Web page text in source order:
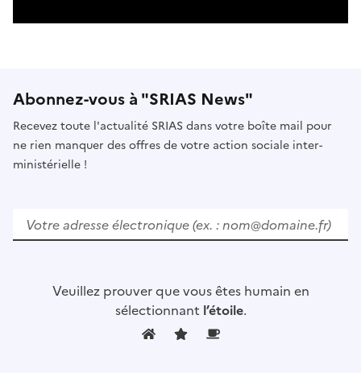
Abonnez-vous à "SRIAS News"
Recevez toute l'actualité SRIAS dans votre boîte mail pour
ne rien manquer des offres de votre action sociale inter-
ministérielle !
u
Veuillez prouver que vous êtes humain en
sélectionnant l’étoile.